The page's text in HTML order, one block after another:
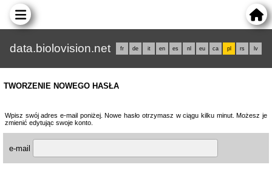
data.biolovision.net fr de it en es nl eu ca pl rs lv
TWORZENIE NOWEGO HASŁA
Wpisz swój adres e-mail poniżej. Nowe hasło otrzymasz w ciągu kilku minut. Możesz je
zmienić edytując swoje konto.
e-mail